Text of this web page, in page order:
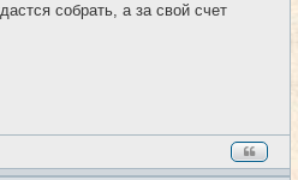
н
собрать, а за свой счет